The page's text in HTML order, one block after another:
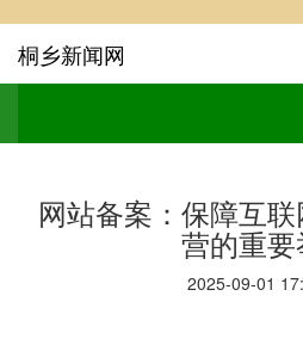
桐乡新闻网
网站备案：保障互
营的重
2025-09-01